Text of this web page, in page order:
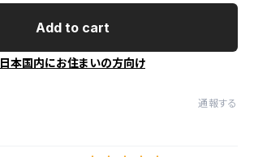
Add to cart
日本国内にお住まいの方向け
通報する